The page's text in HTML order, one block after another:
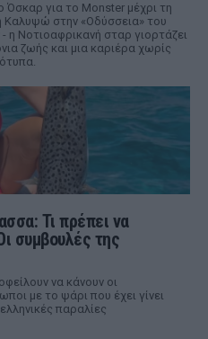
Όσκαρ για το Monster μέχρι τη
Καλυψώ στην «Οδύσσεια» του
η Νοτιοαφρικανή σταρ γιορτάζει
ζωής και μια καριέρα χωρίς
Τι πρέπει να
συμβουλές της
να κάνουν οι
με το ψάρι που έχει γίνει
παραλίες